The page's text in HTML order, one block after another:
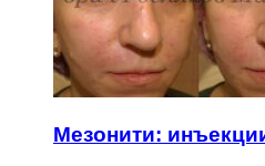
Мезонити: